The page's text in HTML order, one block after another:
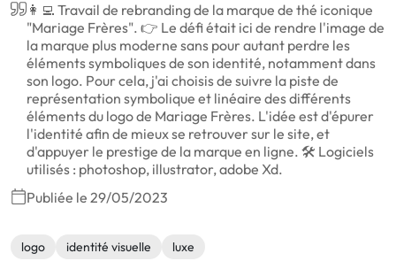
👩‍💻 Travail de rebranding de la marque de thé iconique
"Mariage Frères". 👉 Le défi était ici de rendre l'image de
la marque plus moderne sans pour autant perdre les
éléments symboliques de son identité, notamment dans
son logo. Pour cela, j'ai choisis de suivre la piste de
représentation symbolique et linéaire des différents
éléments du logo de Mariage Frères. L'idée est d'épurer
l'identité afin de mieux se retrouver sur le site, et
d'appuyer le prestige de la marque en ligne. 🛠 Logiciels
utilisés : photoshop, illustrator, adobe Xd.
Publiée le 29/05/2023
logo identité visuelle luxe